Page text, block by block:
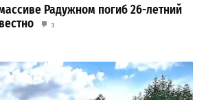
Радужном погиб 26-летний
3